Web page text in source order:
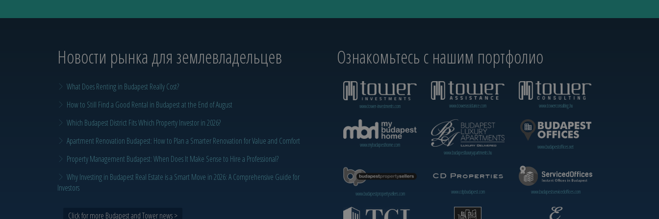
Новости рынка для землевладельцев
What Does Renting in Budapest Really Cost?
How to Still Find a Good Rental in Budapest at the End of August
Which Budapest District Fits Which Property Investor in 2026?
Apartment Renovation Budapest: How to Plan a Smarter Renovation for Value and Comfort
Property Management Budapest: When Does It Make Sense to Hire a Professional?
Why Investing in Budapest Real Estate is a Smart Move in 2026: A Comprehensive Guide for
Investors
Click for more Budapest and Tower news >
Ознакомьтесь с нашим портфолио
www.tower-investments.com www.towerassistance.com www.towerconsulting.hu
www.mybudapesthome.com
www.budapestluxuryapartments.hu
www.budapestoffices.net
www.budapestpropertysellers.com www.cdpbudapest.com www.budapestservicedoffices.com